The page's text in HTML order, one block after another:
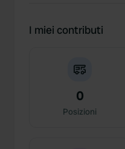
I miei contributi
0
Posizioni